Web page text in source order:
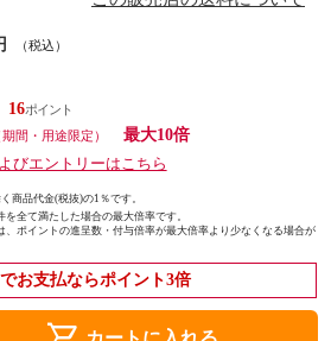
（税込）
16
期間・用途限定）
最大10倍
びエントリーはこちら
商品代金(税抜)の1％です。
全て満たした場合の最大倍率です。
、ポイントの進呈数・付与倍率が最大倍率より少なくなる場合が
お支払ならポイント3倍